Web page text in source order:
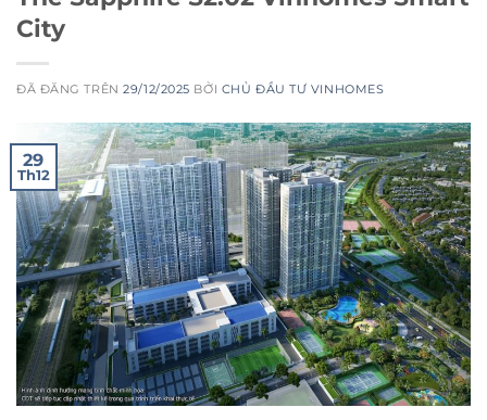
City
ĐÃ ĐĂNG TRÊN29/12/2025 BỞI CHỦ ĐẦU TƯ VINHOMES
29
Th12